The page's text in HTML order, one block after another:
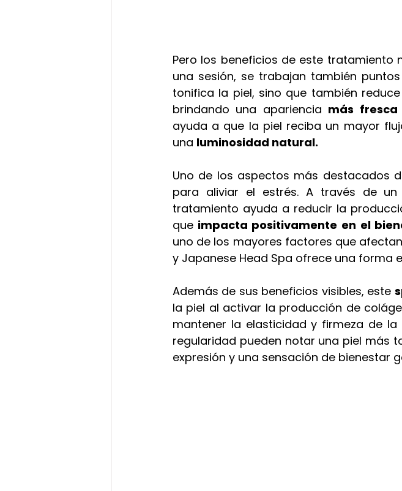
Pero los beneficios de este tratamiento
una sesión, se trabajan también
tonifica la piel, sino que también
brindando una apariencia más fresca
ayuda a que la piel reciba un mayor
una luminosidad natural.
Uno de los aspectos más destacados
para aliviar el estrés. A través de
tratamiento ayuda a reducir la
que impacta positivamente en el
uno de los mayores factores que
y Japanese Head Spa ofrece una forma
Además de sus beneficios visibles, este
la piel al activar la producción de
mantener la elasticidad y firmeza de
regularidad pueden notar una piel más
expresión y una sensación de bienestar